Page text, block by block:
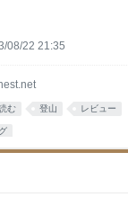
08/22 21:35
む 登山 レビュー